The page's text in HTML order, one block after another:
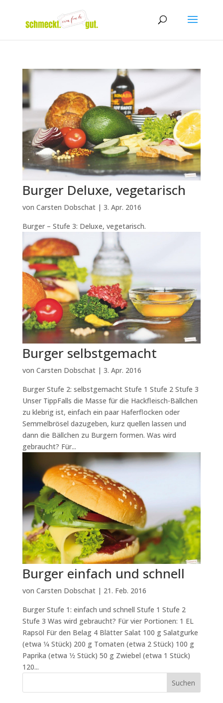
Burger Deluxe, vegetarisch
von Carsten Dobschat| 3. Apr. 2016
Burger – Stufe 3: Deluxe, vegetarisch.
Burger selbstgemacht
von Carsten Dobschat| 3. Apr. 2016
Burger Stufe 2: selbstgemacht Stufe 1 Stufe 2 Stufe 3
Unser TippFalls die Masse für die Hackfleisch-Bällchen
zu klebrig ist, einfach ein paar Haferflocken oder
Semmelbrösel dazugeben, kurz quellen lassen und
dann die Bällchen zu Burgern formen. Was wird
gebraucht? Für...
Burger einfach und schnell
von Carsten Dobschat| 21. Feb. 2016
Burger Stufe 1: einfach und schnell Stufe 1 Stufe 2
Stufe 3 Was wird gebraucht? Für vier Portionen: 1 EL
Rapsöl Für den Belag 4 Blätter Salat 100 g Salatgurke
(etwa 1⁄4 Stück) 200 g Tomaten (etwa 2 Stück) 100 g
Paprika (etwa 1⁄2 Stück) 50 g Zwiebel (etwa 1 Stück)
120...